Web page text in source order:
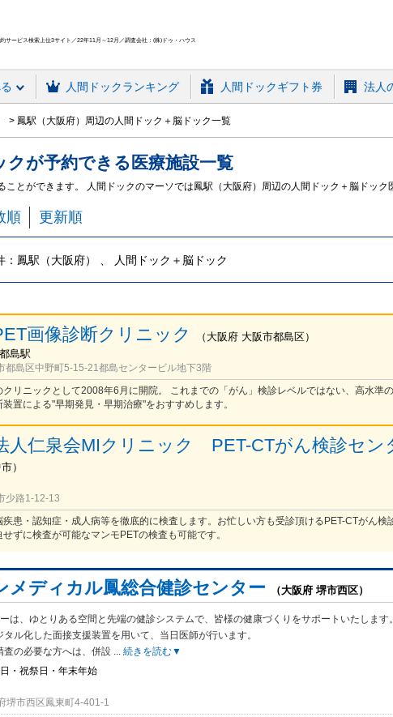
ービス検索上位3サイト／22年11月～12月／調査会社：(株)ドゥ・ハウス
人間ドックランキング 人間ドックギフト券 法人
鳳駅（大阪府）周辺の人間ドック＋脳ドック一覧
クが予約できる 医療施設一覧
とができます。 人間ドックのマーソでは鳳駅（大阪府）周辺の人間ドック＋脳ドック
順 更新順
鳳駅（大阪府） 、 人間ドック＋脳ドック
画像診断クリニック （ 大阪府 大阪市都島区）
島駅
都島区中野町5-15-21都島センタービル地下3階
クリニックとして2008年6月に開院。 これまでの「がん」検診レベルではない、高水準
置による"早期発見・早期治療"をおすすめします。
人仁泉会MIクリニック PET-CTがん検診セン
市）
少路1-12-13
患・認知症・成人病等を徹底的に検査します。お忙しい方も受診頂けるPET-CTがん検
ずに検査が可能なマンモPETの検査も可能です。
メディカル鳳総合健診センター （大阪府 堺市西区）
は、ゆとりある空間と先端の健診システムで、皆様の健康づくりをサポートいたします。
タル化した面接支援装置を用いて、当日医師が行います。
査の必要な方へは、併設 ... 続きを読む▼
・祝祭日・年末年始
堺市西区鳳東町4-401-1